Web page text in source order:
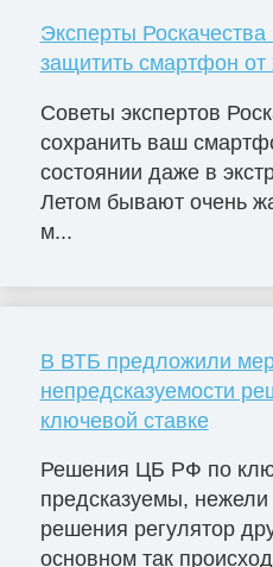
Эксперты
защитить смартфон от
Советы экспертов
сохранить ваш
состоянии даже в
Летом бывают очень
м...
В ВТБ предложили
непредсказуемости
ключевой ставке
Решения ЦБ РФ по
предсказуемы,
решения регулятор
основном так